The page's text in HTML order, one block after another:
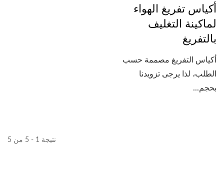
أكياس تفريغ الهواء
لماكينة التغليف
بالتفريغ
أكياس التفريغ مصممة حسب
الطلب، لذا يرجى تزويدنا
بحجم...
نتيجة 1 - 5 من 5